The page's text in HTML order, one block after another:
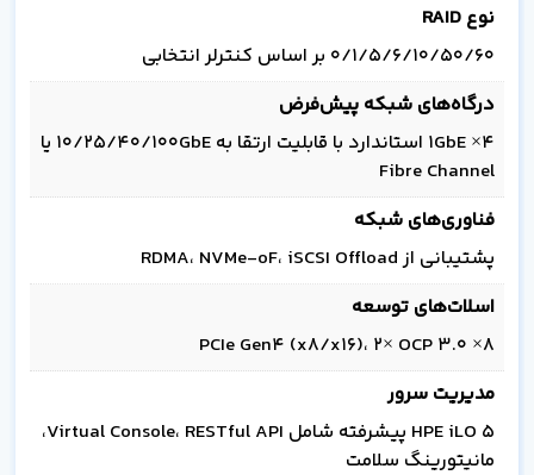
نوع RAID
0/1/5/6/10/50/60 بر اساس کنترلر انتخابی
درگاه‌های شبکه پیش‌فرض
4× 1GbE استاندارد با قابلیت ارتقا به 10/25/40/100GbE یا
Fibre Channel
فناوری‌های شبکه
پشتیبانی از RDMA، NVMe-oF، iSCSI Offload
اسلات‌های توسعه
8× PCIe Gen4 (x8/x16)، 2× OCP 3.0
مدیریت سرور
HPE iLO 5 پیشرفته شامل Virtual Console، RESTful API،
مانیتورینگ سلامت